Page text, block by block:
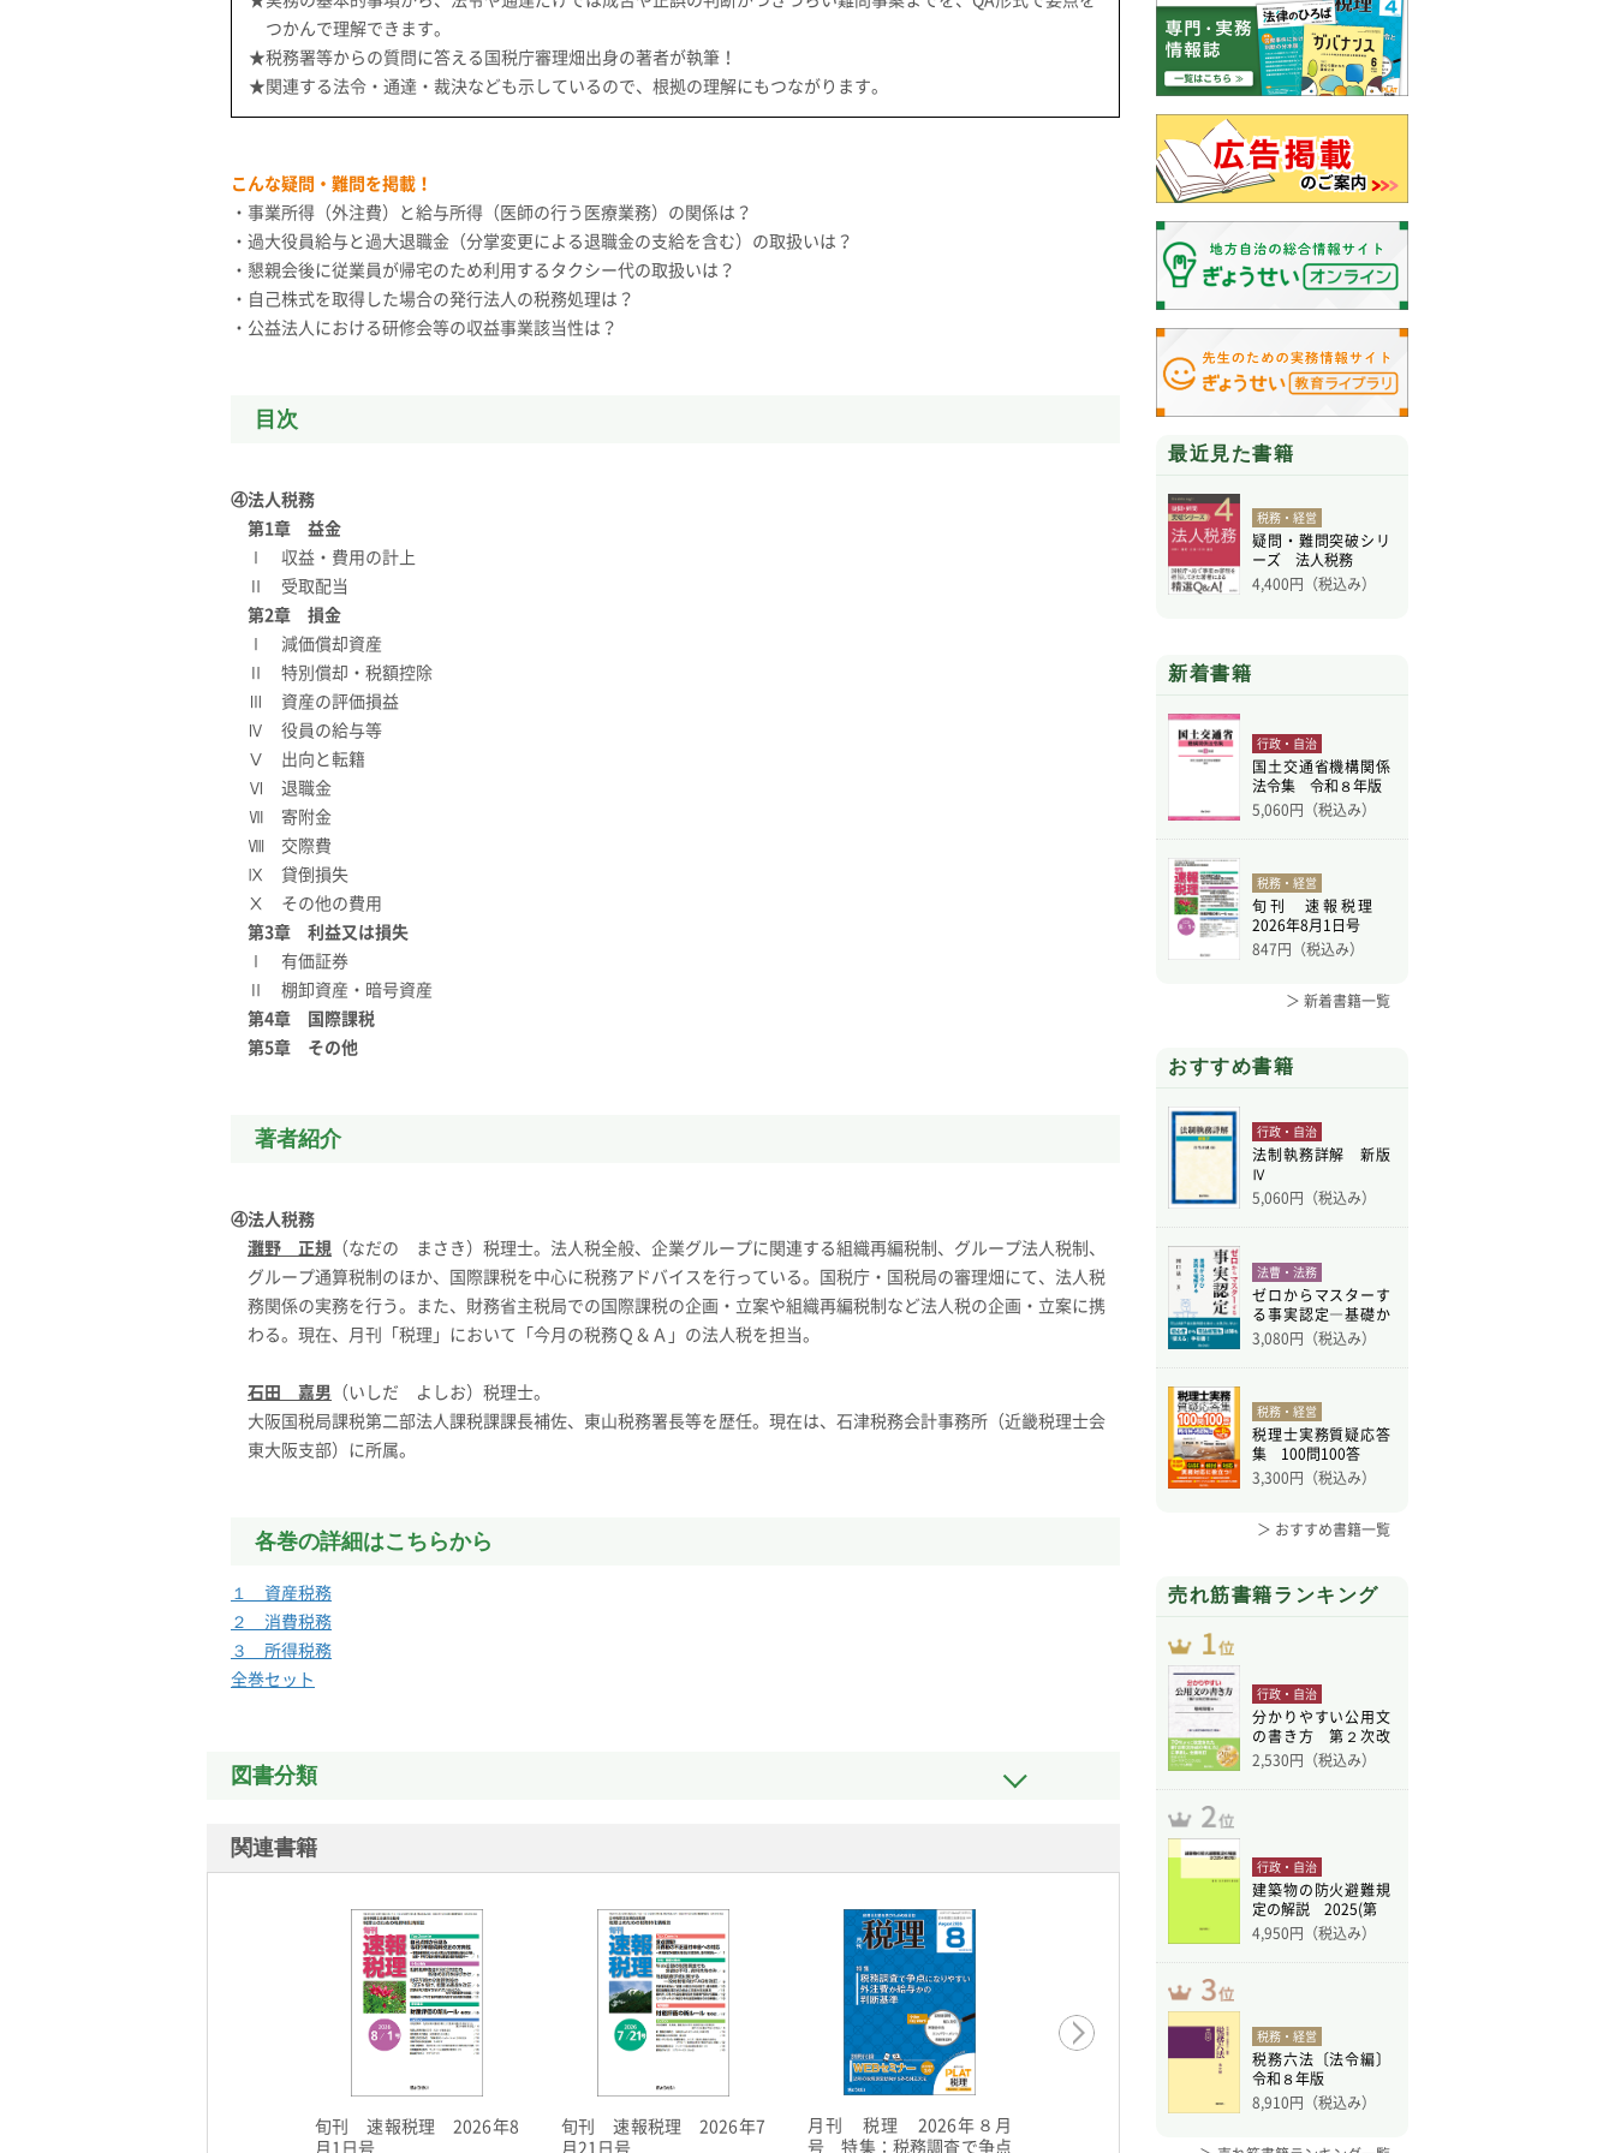
つかんで理解できます。
★税務署等からの質問に答える国税庁審理畑出身の著者が執筆！
★関連する法令・通達・裁決なども示しているので、根拠の理解にもつながります。
こんな疑問・難問を掲載！
・事業所得（外注費）と給与所得（医師の行う医療業務）の関係は？
・過大役員給与と過大退職金（分掌変更による退職金の支給を含む）の取扱いは？
・懇親会後に従業員が帰宅のため利用するタクシー代の取扱いは？
・自己株式を取得した場合の発行法人の税務処理は？
・公益法人における研修会等の収益事業該当性は？
目次
④法人税務
第1章 益金
Ⅰ 収益・費用の計上
Ⅱ 受取配当
第2章 損金
Ⅰ 減価償却資産
Ⅱ 特別償却・税額控除
Ⅲ 資産の評価損益
Ⅳ 役員の給与等
Ⅴ 出向と転籍
Ⅵ 退職金
Ⅶ 寄附金
Ⅷ 交際費
Ⅸ 貸倒損失
Ⅹ その他の費用
第3章 利益又は損失
Ⅰ 有価証券
Ⅱ 棚卸資産・暗号資産
第4章 国際課税
第5章 その他
著者紹介
④法人税務
灘野 正規 （なだの まさき）税理士。法人税全般、企業グループに関連する組織再編税制、グループ法人税制、
グループ通算税制のほか、国際課税を中心に税務アドバイスを行っている。国税庁・国税局の審理畑にて、法人税
務関係の実務を行う。また、財務省主税局での国際課税の企画・立案や組織再編税制など法人税の企画・立案に携
わる。現在、月刊「税理」において「今月の税務Ｑ＆Ａ」の法人税を担当。
石田 嘉男 （いしだ よしお）税理士。
大阪国税局課税第二部法人課税課課長補佐、東山税務署長等を歴任。現在は、石津税務会計事務所（近畿税理士会
東大阪支部）に所属。
各巻の詳細はこちらから
１ 資産税務
２ 消費税務
３ 所得税務
全巻セット
図書分類
関連書籍
旬刊 速報税理 2026年8
月1日号
旬刊 速報税理 2026年7
月21日号
月刊 税理 2026年８月
号 特集：税務調査で争点
時増刊号 早わかり税額シ
月11日号
最近見た書籍
税務・経営
疑問・難問突破シリ
ーズ 法人税務
4,400円（税込み）
新着書籍
行政・自治
国土交通省機構関係
法令集 令和８年版
5,060円（税込み）
税務・経営
旬刊 速報税理
2026年8月1日号
847円（税込み）
＞ 新着書籍一覧
おすすめ書籍
行政・自治
法制執務詳解 新版
Ⅳ
5,060円（税込み）
法曹・法務
ゼロからマスターす
る事実認定―基礎か
ら学
3,080円（税込み）
税務・経営
税理士実務質疑応答
集 100問100答
3,300円（税込み）
＞ おすすめ書籍一覧
売れ筋書籍ランキング
行政・自治
分かりやすい公用文
の書き方 第２次改
訂版
2,530円（税込み）
行政・自治
建築物の防火避難規
定の解説 2025(第
4,950円（税込み）
税務・経営
税務六法〔法令編〕
令和８年版
8,910円（税込み）